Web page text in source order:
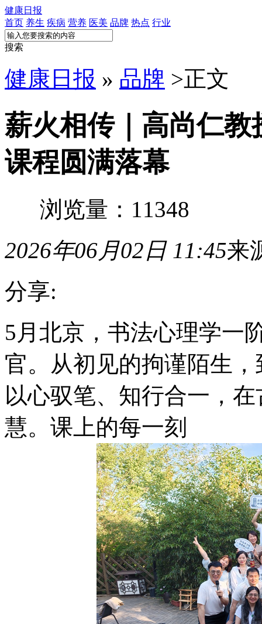
健康日报
首页 养生 疾病 营养 医美 品牌 热点 行业
搜索
健康日报 » 品牌 >正文
薪火相传｜高尚仁
课程圆满落幕
浏览量：11348
2026年06月02日 11:45来
分享:
5月北京，书法心理学一
官。从初见的拘谨陌生
以心驭笔、知行合一，
慧。课上的每一刻